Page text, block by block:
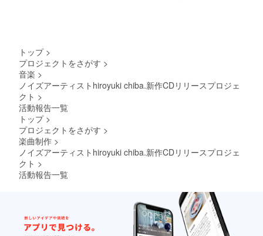
トップ >
プロジェクトをさがす >
音楽 >
ノイズアーティストhiroyuki chiba.新作CDリリースプロジェ
クト >
活動報告一覧
トップ >
プロジェクトをさがす >
楽曲制作 >
ノイズアーティストhiroyuki chiba.新作CDリリースプロジェ
クト >
活動報告一覧